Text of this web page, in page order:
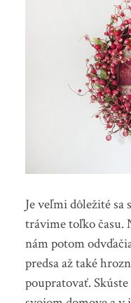
Je veľmi dôležité
trávime toľko času.
nám potom
predsa až také
poupratovať.